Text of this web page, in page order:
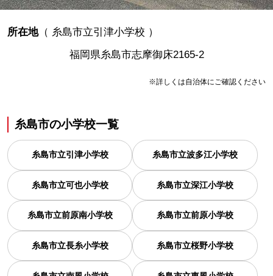
所在地（ 糸島市立引津小学校 ）
福岡県糸島市志摩御床2165-2
※詳しくは自治体にご確認ください
糸島市の小学校一覧
糸島市立引津小学校 糸島市立波多江小学校
糸島市立可也小学校 糸島市立深江小学校
糸島市立前原南小学校 糸島市立前原小学校
糸島市立長糸小学校 糸島市立桜野小学校